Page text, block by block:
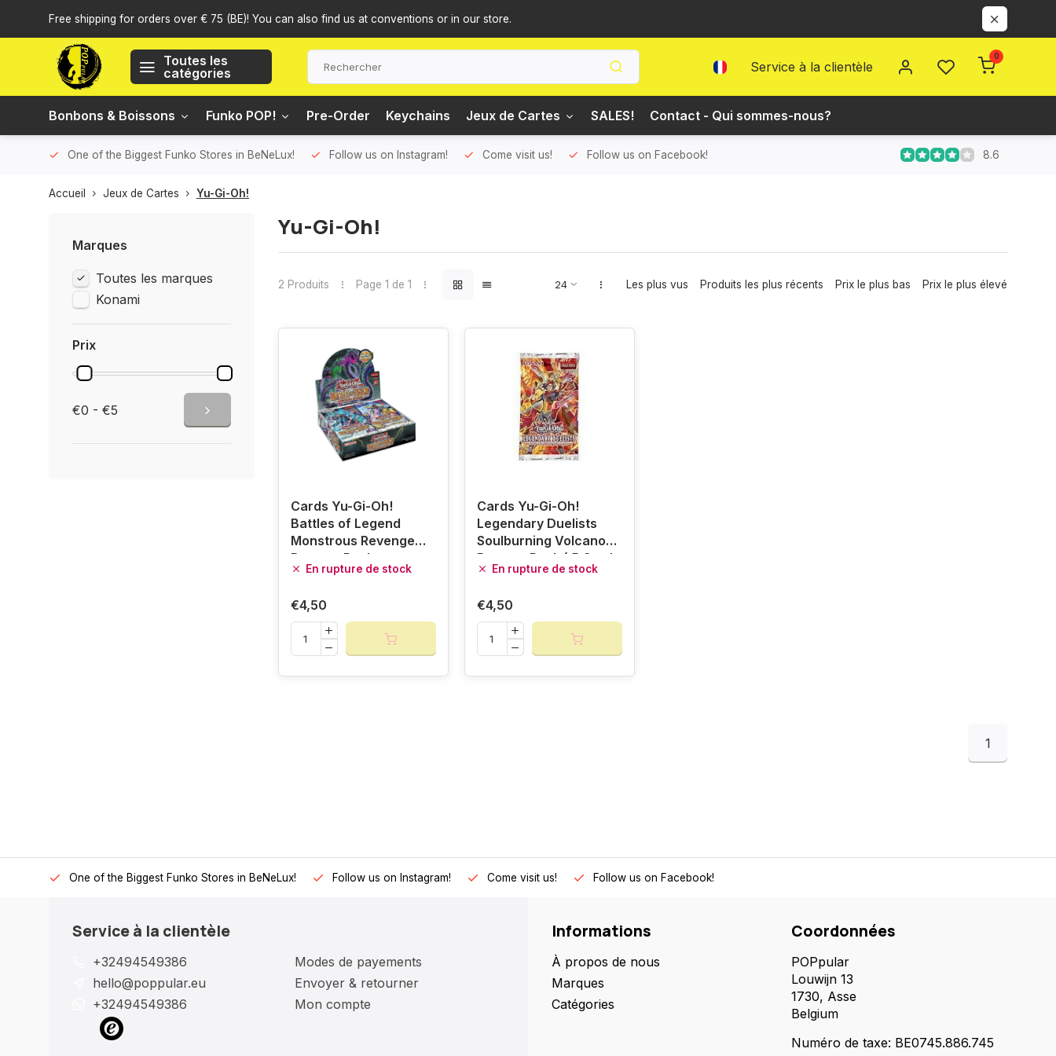
Free shipping for orders over € 75 (BE)! You can also find us at conventions or in our store.
Toutes les
catégories
Service à la clientèle
0
Bonbons & Boissons Funko POP! Pre-Order Keychains Jeux de Cartes SALES! Contact - Qui sommes-nous?
One of the Biggest Funko Stores in BeNeLux! Follow us on Instagram! Come visit us! Follow us on Facebook! 8.6
Accueil Jeux de Cartes Yu-Gi-Oh!
Marques
Toutes les marques
Konami
Prix
€0 - €5
Yu-Gi-Oh!
2 Produits Page 1 de 1 Les plus vus Produits les plus récents Prix le plus bas Prix le plus élevé
Cards Yu-Gi-Oh!
Battles of Legend
Monstrous Revenge
Booster Pack
En rupture de stock
€4,50
Cards Yu-Gi-Oh!
Legendary Duelists
Soulburning Volcano
Booster Pack ( 5 Cards
per Pack ) English 1st
En rupture de stock
€4,50
1
One of the Biggest Funko Stores in BeNeLux! Follow us on Instagram! Come visit us! Follow us on Facebook!
Service à la clientèle
+32494549386
hello@poppular.eu
+32494549386
Modes de payements
Envoyer & retourner
Mon compte
Informations
À propos de nous
Marques
Catégories
Coordonnées
POPpular
Louwijn 13
1730, Asse
Belgium
Numéro de taxe: BE0745.886.745